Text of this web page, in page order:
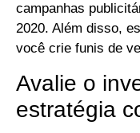
campanhas
2020. Além disso,
você crie funis de
Avalie o
estratégia